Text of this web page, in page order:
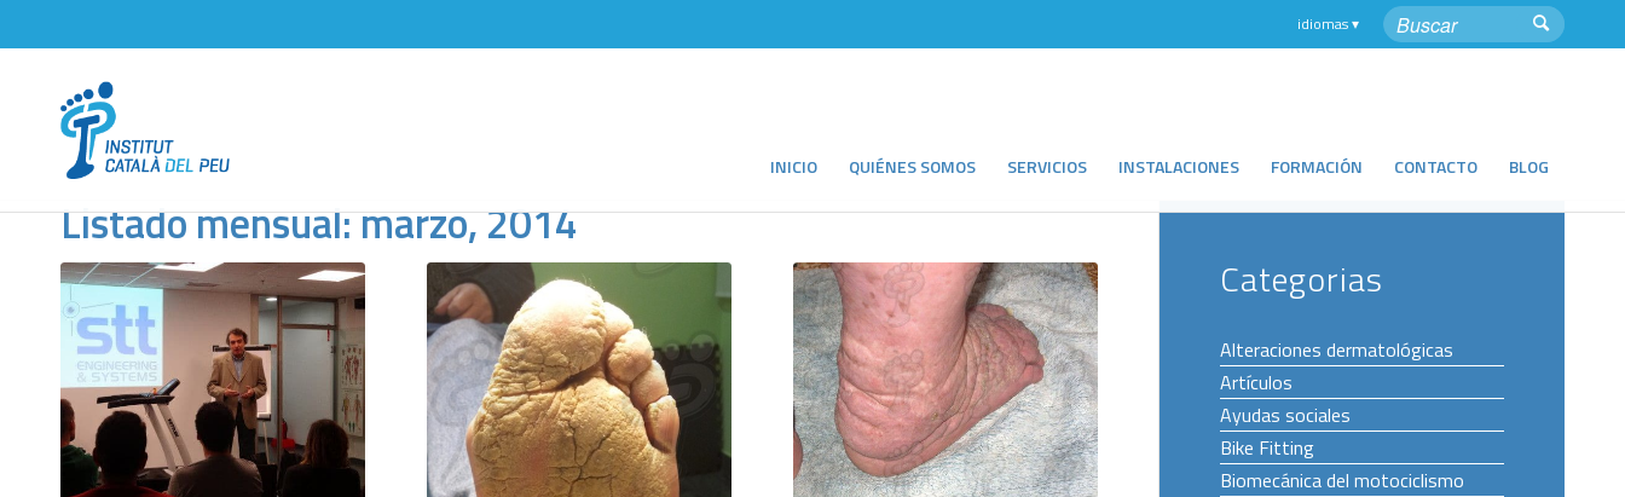
INICIO QUIÉNES SOMOS SERVICIOS INSTALACIONES FORMACIÓN CONTACTO BLOG
Listado mensual: marzo, 2014
Categorias
Alteraciones dermatológicas
Artículos
Ayudas sociales
Bike Fitting
Biomecánica del motociclismo